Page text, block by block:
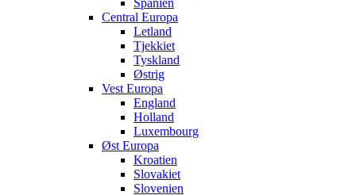
Spanien
Central Europa
Letland
Tjekkiet
Tyskland
Østrig
Vest Europa
England
Holland
Luxembourg
Øst Europa
Kroatien
Slovakiet
Slovenien